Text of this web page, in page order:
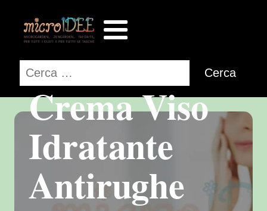
Ricerca
per:Crema Viso
Idratante
Antirughe